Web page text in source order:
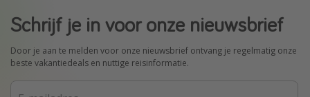
Schrijf je in voor onze nieuwsbrief
Door je aan te melden voor onze nieuwsbrief ontvang je regelmatig onze
beste vakantiedeals en nuttige reisinformatie.